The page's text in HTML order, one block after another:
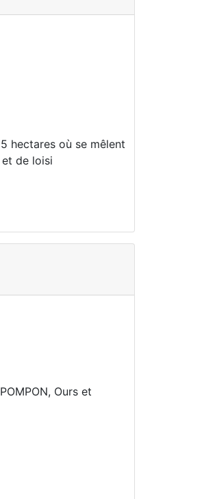
hectares où se mêlent
de loisi
Ours et